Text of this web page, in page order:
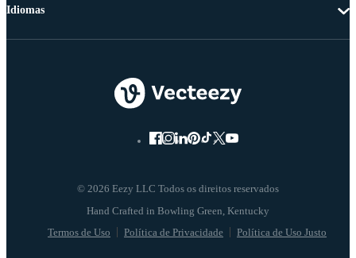
© 2026 Eezy LLC Todos os direitos reservados
Termos de Uso Política de Privacidade Política de Uso Justo
Idiomas